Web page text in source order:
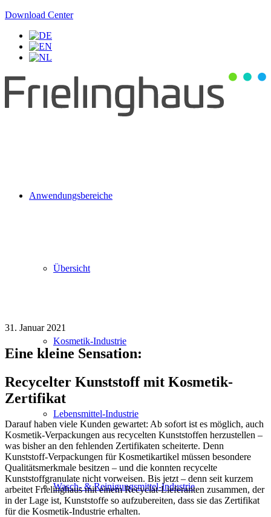
Download Center
Anwendungsbereiche
Übersicht
Kosmetik-Industrie
Lebensmittel-Industrie
Wasch- & Reinigungsmittel-Industrie
31. Januar 2021
Eine kleine Sensation:
Recycelter Kunststoff mit Kosmetik-
Zertifikat
Darauf haben viele Kunden gewartet: Ab sofort ist es möglich, auch
Kosmetik-Verpackungen aus recycelten Kunststoffen herzustellen –
was bisher an den fehlenden Zertifikaten scheiterte. Denn
Kunststoff-Verpackungen für Kosmetikartikel müssen besondere
Qualitätsmerkmale besitzen – und die konnten recycelte
Kunststoffgranulate nicht vorweisen. Bis jetzt – denn seit kurzem
arbeitet Frielinghaus mit einem Recyclat-Lieferanten zusammen, der
in der Lage ist, Kunststoffe so aufzubereiten, dass sie das Zertifikat
für die Kosmetik-Industrie erhalten.